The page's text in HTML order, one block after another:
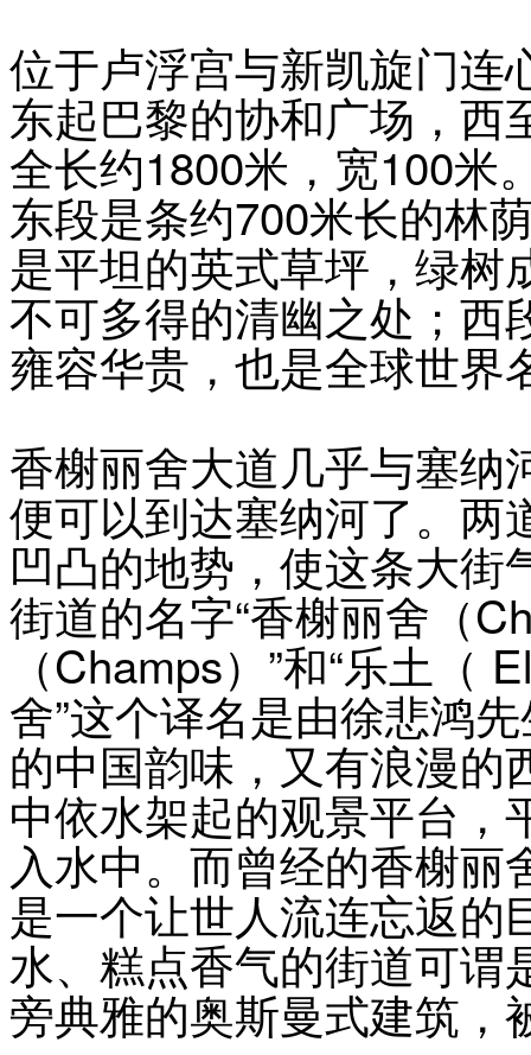
位于卢浮宫与新凯旋门连
东起巴黎的协和广场，西
全长约1800米，宽100米
东段是条约700米长的林
是平坦的英式草坪，绿树
不可多得的清幽之处；西
雍容华贵，也是全球世界
香榭丽舍大道几乎与塞纳
便可以到达塞纳河了。两
凹凸的地势，使这条大街
街道的名字“香榭丽舍（
（Champs）”和“乐土（
舍”这个译名是由徐悲鸿
的中国韵味，又有浪漫的
中依水架起的观景平台，
入水中。而曾经的香榭
是一个让世人流连忘返的
水、糕点香气的街道可谓
旁典雅的奥斯曼式建筑，